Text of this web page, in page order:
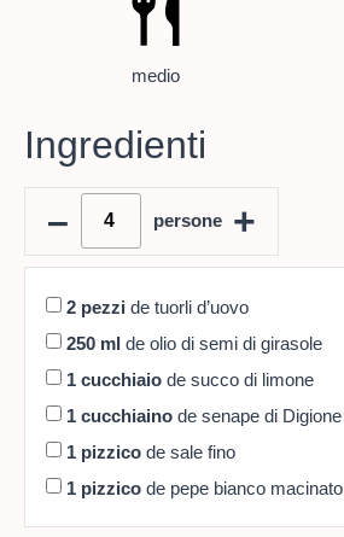
medio
Ingredienti
–
persone +
2 pezzi de tuorli d’uovo
250 ml de olio di semi di girasole
1 cucchiaio de succo di limone
1 cucchiaino de senape di Digione
1 pizzico de sale fino
1 pizzico de pepe bianco macinato